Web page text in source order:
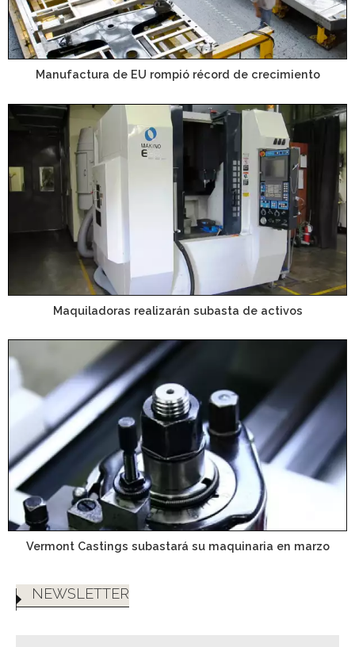
Manufactura de EU rompió récord de crecimiento
Maquiladoras realizarán subasta de activos
Vermont Castings subastará su maquinaria en marzo
NEWSLETTER